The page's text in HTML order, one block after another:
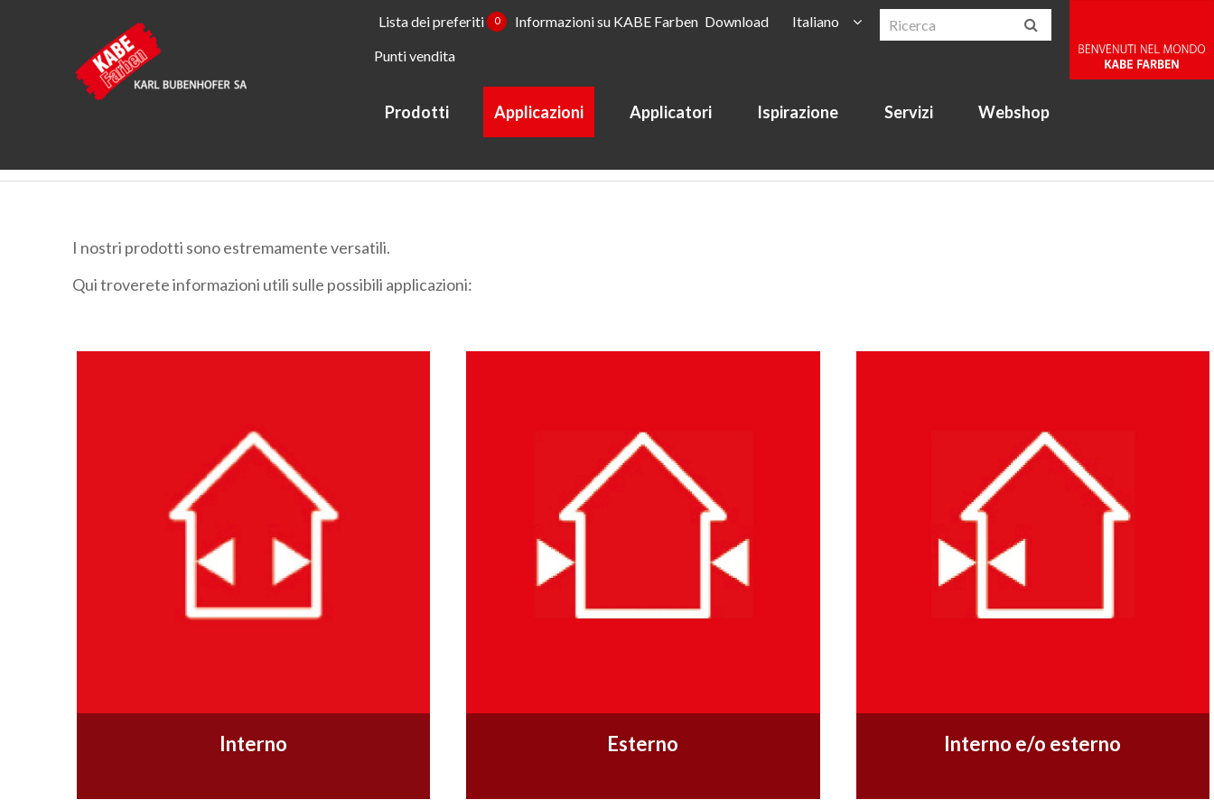
Lista dei preferiti 0 Informazioni su KABE Farben Download
Punti vendita
Italiano
Prodotti Applicazioni Applicatori Ispirazione Servizi Webshop
I nostri prodotti sono estremamente versatili.
Qui troverete informazioni utili sulle possibili applicazioni:
Interno Esterno Interno e/o esterno